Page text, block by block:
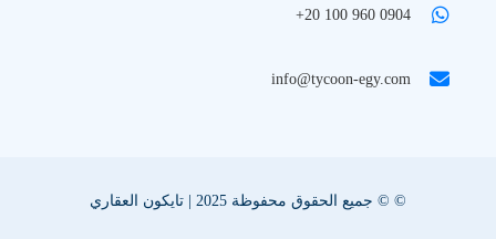
+20 100 960 0904
info@tycoon-egy.com
© © جميع الحقوق محفوظة 2025 | تايكون العقاري